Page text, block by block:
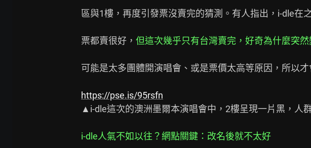
區與1樓，再度引發票沒賣完的猜測。有人指出，i-dle在
票都賣很好， 但這次幾乎只有台灣賣完，好奇為什麼突
可能是太多團體開演唱會、或是票價太高等原因，所以才
https://pse.is/95rsfn
▲i-dle這次的澳洲墨爾本演唱會中，2樓呈現一片黑，人
i-dle人氣不如以往？網點關鍵：改名後就不太好